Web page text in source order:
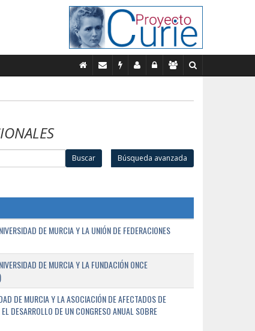
Buscar Búsqueda avanzada
DE MURCIA Y LA UNIÓN DE FEDERACIONES
DE MURCIA Y LA FUNDACIÓN ONCE
DE MURCIA Y LA ASOCIACIÓN DE AFECTADOS DE
DESARROLLO DE UN CONGRESO ANUAL SOBRE